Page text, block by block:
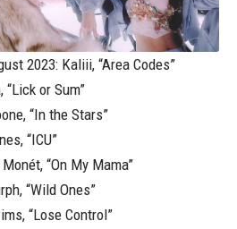
2023: Kaliii, “Area Codes”
“Lick or Sum”
“In the Stars”
“ICU”
“On My Mama”
“Wild Ones”
“Lose Control”